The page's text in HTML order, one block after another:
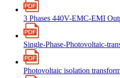
3 Phases 440V-EMC-EMI
Single-Phase-Photovoltaic-
Photovoltaic isolation